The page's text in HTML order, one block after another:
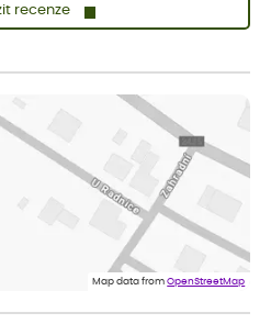
recenze
1 dnem
vás doporučovat.
vpořádku
Map data fromOpenStreetMap